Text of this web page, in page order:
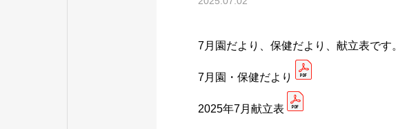
7月園だより、保健だより、献立表です。
7月園・保健だより
2025年7月献立表